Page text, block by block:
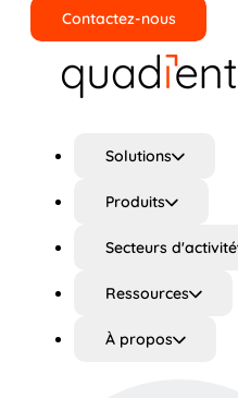
Contactez-nous
Solutions
Produits
Secteurs d'activité
Ressources
À propos